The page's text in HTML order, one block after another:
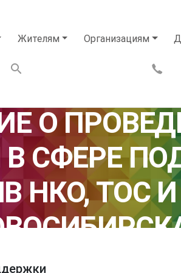
Жителям Организациям
О
СФЕРЕ
НКО, ТОС